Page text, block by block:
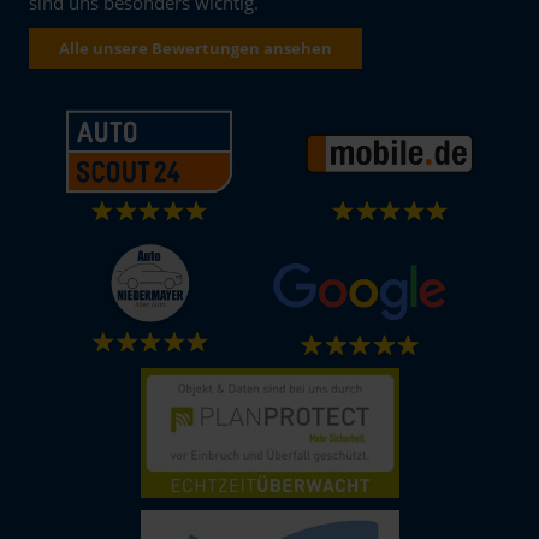
Alle unsere Bewertungen ansehen